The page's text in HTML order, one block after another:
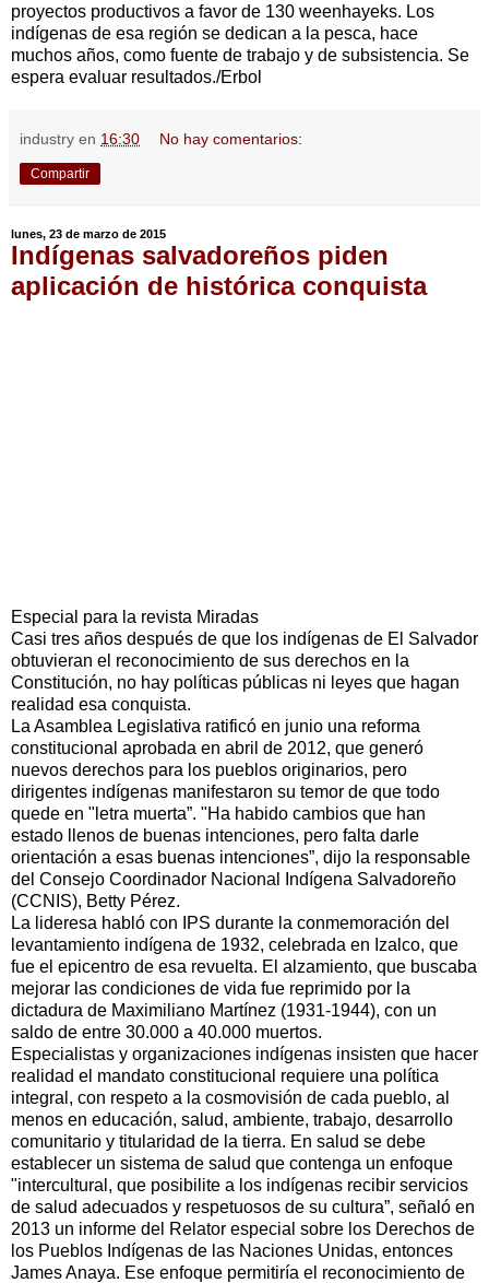
proyectos productivos a favor de 130 weenhayeks. Los
indígenas de esa región se dedican a la pesca, hace
muchos años, como fuente de trabajo y de subsistencia. Se
espera evaluar resultados./Erbol
industry en 16:30 No hay comentarios:
Compartir
lunes, 23 de marzo de 2015
Indígenas salvadoreños piden
aplicación de histórica conquista
Especial para la revista Miradas
Casi tres años después de que los indígenas de El Salvador
obtuvieran el reconocimiento de sus derechos en la
Constitución, no hay políticas públicas ni leyes que hagan
realidad esa conquista.
La Asamblea Legislativa ratificó en junio una reforma
constitucional aprobada en abril de 2012, que generó
nuevos derechos para los pueblos originarios, pero
dirigentes indígenas manifestaron su temor de que todo
quede en "letra muerta”. "Ha habido cambios que han
estado llenos de buenas intenciones, pero falta darle
orientación a esas buenas intenciones”, dijo la responsable
del Consejo Coordinador Nacional Indígena Salvadoreño
(CCNIS), Betty Pérez.
La lideresa habló con IPS durante la conmemoración del
levantamiento indígena de 1932, celebrada en Izalco, que
fue el epicentro de esa revuelta. El alzamiento, que buscaba
mejorar las condiciones de vida fue reprimido por la
dictadura de Maximiliano Martínez (1931-1944), con un
saldo de entre 30.000 a 40.000 muertos.
Especialistas y organizaciones indígenas insisten que hacer
realidad el mandato constitucional requiere una política
integral, con respeto a la cosmovisión de cada pueblo, al
menos en educación, salud, ambiente, trabajo, desarrollo
comunitario y titularidad de la tierra. En salud se debe
establecer un sistema de salud que contenga un enfoque
"intercultural, que posibilite a los indígenas recibir servicios
de salud adecuados y respetuosos de su cultura”, señaló en
2013 un informe del Relator especial sobre los Derechos de
los Pueblos Indígenas de las Naciones Unidas, entonces
James Anaya. Ese enfoque permitiría el reconocimiento de